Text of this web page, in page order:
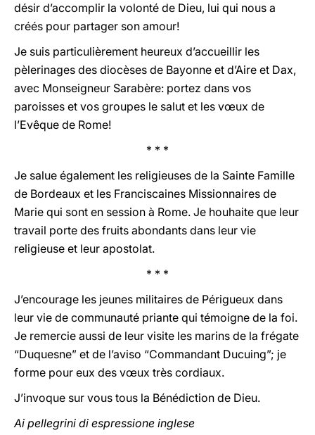
désir d’accomplir la volonté de Dieu, lui qui nous a
créés pour partager son amour!
Je suis particulièrement heureux d’accueillir les
pèlerinages des diocèses de Bayonne et d’Aire et Dax,
avec Monseigneur Sarabère: portez dans vos
paroisses et vos groupes le salut et les vœux de
l’Evêque de Rome!
* * *
Je salue également les religieuses de la Sainte Famille
de Bordeaux et les Franciscaines Missionnaires de
Marie qui sont en session à Rome. Je houhaite que leur
travail porte des fruits abondants dans leur vie
religieuse et leur apostolat.
* * *
J’encourage les jeunes militaires de Périgueux dans
leur vie de communauté priante qui témoigne de la foi.
Je remercie aussi de leur visite les marins de la frégate
“Duquesne” et de l’aviso “Commandant Ducuing”; je
forme pour eux des vœux très cordiaux.
J’invoque sur vous tous la Bénédiction de Dieu.
Ai pellegrini di espressione inglese